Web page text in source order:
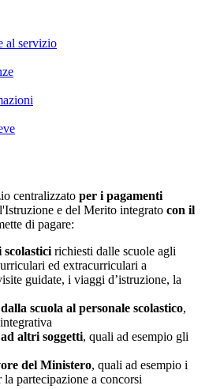
al servizio
centralizzato per i pagamenti
e del Merito integrato con il
di pagare:
scolastici richiesti dalle scuole agli
ed extracurriculari a
guidate, i viaggi d’istruzione, la
scuola al personale scolastico,
altri soggetti, quali ad esempio gli
del Ministero, quali ad esempio i
partecipazione a concorsi